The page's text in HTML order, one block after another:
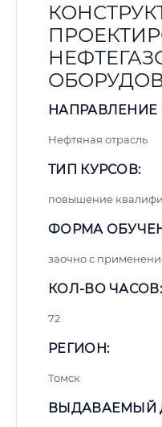
НАПРАВЛЕНИЕ
Нефтяная отрасль
ТИП КУРСОВ:
повышение
ФОРМА
заочно с
КОЛ-ВО ЧАСОВ:
72
РЕГИОН:
Томск
ВЫДАВАЕМЫЙ